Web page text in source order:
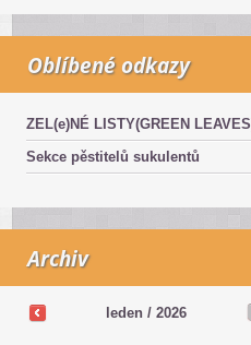
Oblíbené odkazy
ZEL(e)NÉ LISTY(GREEN
Sekce pěstitelů sukulentů
Archiv
leden / 2026